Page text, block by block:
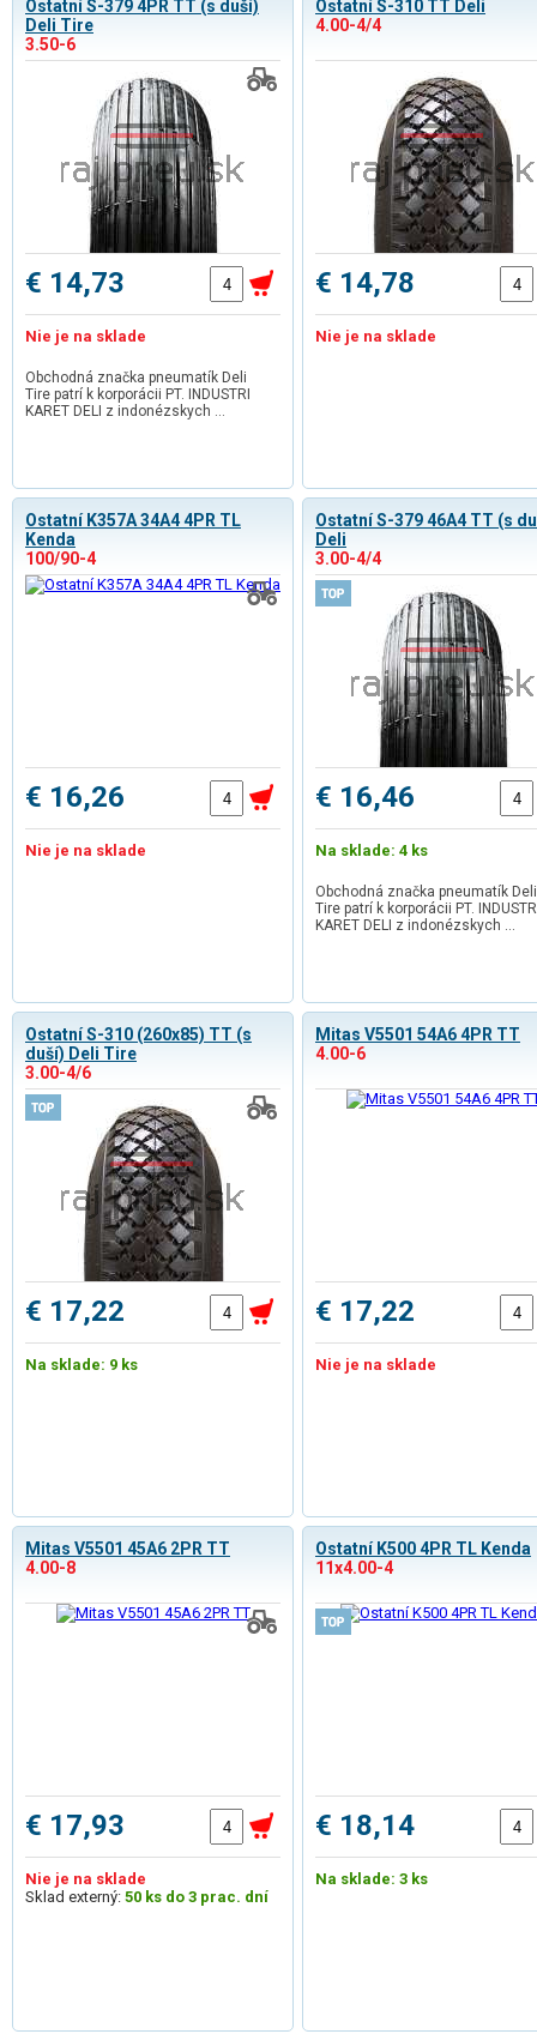
Ostatní S-379 4PR TT (s duší)
Deli Tire
3.50-6
€ 14,73
Nie je na sklade
Obchodná značka pneumatík Deli
Tire patrí k korporácii PT. INDUSTRI
KARET DELI z indonézskych …
Ostatní S-310 TT Deli
4.00-4/4
€ 14,78
Nie je na sklade
Ostatní K357A 34A4 4PR TL
Kenda
100/90-4
€ 16,26
Nie je na sklade
Ostatní S-379 46A4 TT (s
Deli
3.00-4/4
€ 16,46
Na sklade: 4 ks
Obchodná značka pneumatík Deli
Tire patrí k korporácii PT.
KARET DELI z indonézskych …
Ostatní S-310 (260x85) TT (s
duší) Deli Tire
3.00-4/6
€ 17,22
Na sklade: 9 ks
Mitas V5501 54A6 4PR TT
4.00-6
€ 17,22
Nie je na sklade
Mitas V5501 45A6 2PR TT
4.00-8
€ 17,93
Nie je na sklade
Sklad externý: 50 ks do 3 prac. dní
Ostatní K500 4PR TL Kenda
11x4.00-4
€ 18,14
Na sklade: 3 ks